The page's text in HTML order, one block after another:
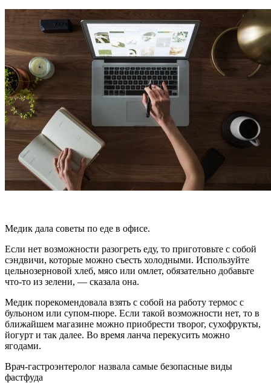
Медик дала советы по еде в офисе.
Если нет возможности разогреть еду, то приготовьте с собой
сэндвичи, которые можно съесть холодными. Используйте
цельнозерновой хлеб, мясо или омлет, обязательно добавьте
что-то из зелени, — сказала она.
Медик порекомендовала взять с собой на работу термос с
бульоном или супом-пюре. Если такой возможности нет, то в
ближайшем магазине можно приобрести творог, сухофрукты,
йогурт и так далее. Во время ланча перекусить можно
ягодами.
Врач-гастроэнтеролог назвала самые безопасные виды
фастфуда